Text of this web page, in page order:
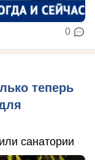
0
теперь
санатории